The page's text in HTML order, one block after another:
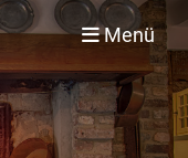
Menü